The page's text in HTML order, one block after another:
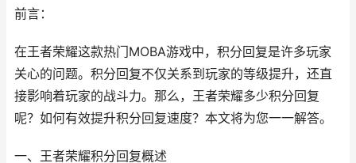
前言：
在王者荣耀这款热门MOBA游戏中，积分回复是许多玩家
关心的问题。积分回复不仅关系到玩家的等级提升，还直
接影响着玩家的战斗力。那么，王者荣耀多少积分回复
呢？如何有效提升积分回复速度？本文将为您一一解答。
一、王者荣耀积分回复概述